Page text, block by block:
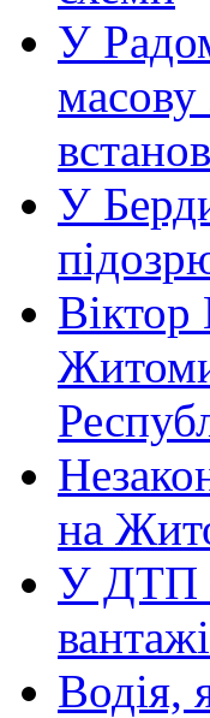
У
масову
У
Віктор
на
У ДТП
Водія,